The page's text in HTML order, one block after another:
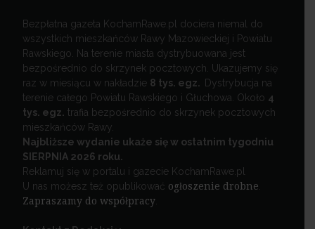
Bezpłatna gazeta KochamRawe.pl dociera niemal do
wszystkich mieszkańców Rawy Mazowieckiej i Powiatu
Rawskiego. Na terenie miasta dystrybuowana jest
bezpośrednio do skrzynek pocztowych. Ukazujemy się
raz w miesiącu w nakładzie 8 tys. egz. Dystrybucja na
terenie całego Powiatu Rawskiego i Głuchowa. Około 4
tys. egz. trafia bezpośrednio do skrzynek pocztowych
mieszkańców Rawy.
Najbliższe wydanie ukaże się w ostatnim tygodniu
SIERPNIA 2026 roku.
Reklamuj się w portalu i gazecie KochamRawe.pl
U nas możesz też opublikować ogłoszenie drobne.
Zapraszamy do współpracy.